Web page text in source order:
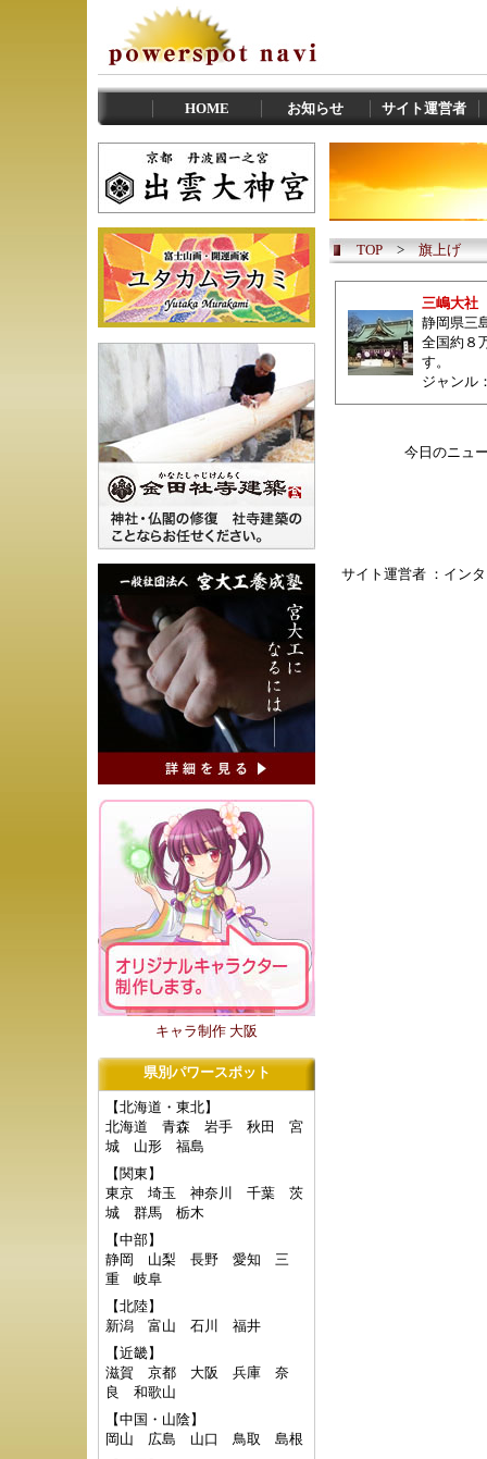
HOME お知らせ サイト運営者
キャラ制作 大阪
県別パワースポット
【北海道・東北】
北海道
青森 岩手 秋田
宮
城
山形
福島
【関東】
東京
埼玉 神奈川 千葉
茨
城
群馬
栃木
【中部】
静岡
山梨 長野 愛知
三
重
岐阜
【北陸】
新潟
富山 石川
福井
【近畿】
滋賀
京都 大阪 兵庫
奈
良
和歌山
【中国・山陰】
岡山
広島 山口 鳥取
島根
TOP>旗上げ
三嶋大社
静岡県三
全国約８
す。
ジャンル
今日のニュ
サイト運営者 ： イン